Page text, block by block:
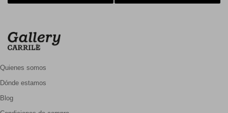
Quienes somos
Dónde estamos
Blog